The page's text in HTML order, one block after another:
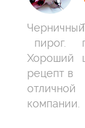
Черничный
пирог.
Хороший
рецепт в
отличной
компании.